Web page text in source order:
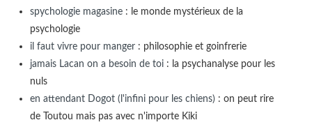
spychologie magasine: le monde mystérieux de la
psychologie
il faut vivre pour manger: philosophie et goinfrerie
jamais Lacan on a besoin de toi: la psychanalyse pour les
nuls
en attendant Dogot (l'infini pour les chiens): on peut rire
de Toutou mais pas avec n'importe Kiki